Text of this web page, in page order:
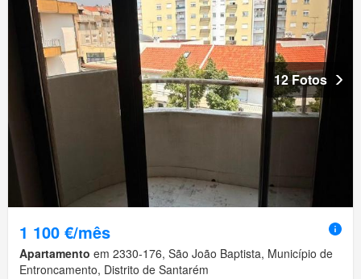
12 Fotos
1 100 €/mês
Apartamento em 2330-176, São João Baptista, Município de
Entroncamento, Distrito de Santarém